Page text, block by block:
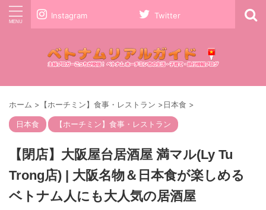
Instagram Twitter
ホーム > 【ホーチミン】食事・レストラン >日本食 >
日本食 【ホーチミン】食事・レストラン
【閉店】大阪屋台居酒屋 満マル(Ly Tu
Trong店) | 大阪名物＆日本食が楽しめる
ベトナム人にも大人気の居酒屋